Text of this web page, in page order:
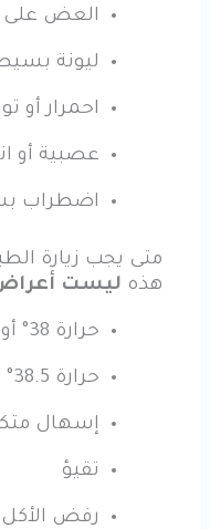
العض على
ليونة
احمرار أو
عصبية أو
اضطراب
متى يجب زيارة
هذه ليست
حرارة 38° أو أكثر تحت عمر 6 أشهر
حرارة 38.5° أو أكثر فوق عمر 6 أشهر
إسهال
تقيؤ
رفض الأكل